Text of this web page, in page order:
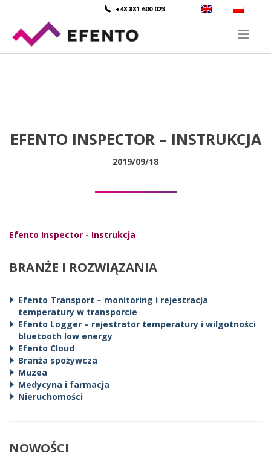
+48 881 600 023
EFENTO INSPECTOR – INSTRUKCJA
2019/09/18
Efento Inspector - Instrukcja
BRANŻE I ROZWIĄZANIA
Efento Transport – monitoring i rejestracja
temperatury w transporcie
Efento Logger – rejestrator temperatury i wilgotności
bluetooth low energy
Efento Cloud
Branża spożywcza
Muzea
Medycyna i farmacja
Nieruchomości
NOWOŚCI